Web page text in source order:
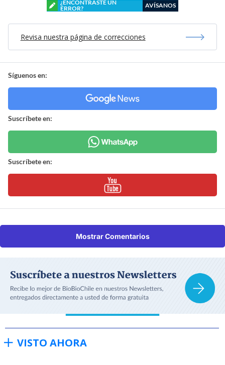
¿ENCONTRASTE UN
ERROR?
AVÍSANOS
Revisa nuestra página de correcciones
Síguenos en:
Suscríbete en:
Suscríbete en:
Mostrar Comentarios
VISTO AHORA